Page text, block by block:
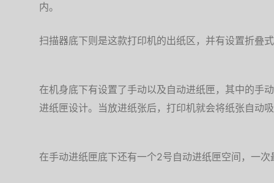
内。
扫描器底下则是这款打印机的出纸区，并有设置折叠
在机身底下有设置了手动以及自动进纸匣，其中的手
进纸匣设计。当放进纸张后，打印机就会将纸张自动
在手动进纸匣底下还有一个2号自动进纸匣空间，一